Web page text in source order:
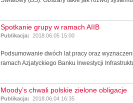
Spotkanie grupy w ramach AIIB
Publikacja: 2018.06.05 15:00
Podsumowanie dwóch lat pracy oraz
ramach Azjatyckiego Banku Inwestycji
Moody’s chwali polskie zielone obligacje
Publikacja: 2018.06.04 16:35